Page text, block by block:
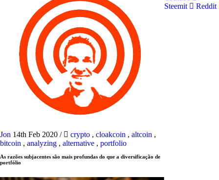
Jon 14th Feb 2020 / crypto , cloakcoin , altcoin ,
bitcoin , analyzing , alternative , portfolio
As razões subjacentes são mais profundas do que a diversificação de
portfólio
Steemit
Reddit